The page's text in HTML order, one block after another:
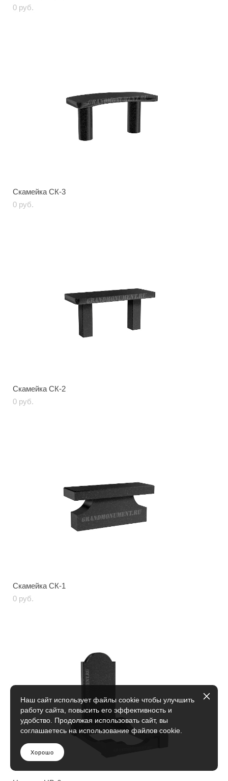
0 pуб.
Скамейка СК-3
0 pуб.
Скамейка СК-2
0 pуб.
Скамейка СК-1
0 pуб.
Наш сайт использует файлы cookie чтобы улучшить
работу сайта, повысить его эффективность и
удобство. Продолжая использовать сайт, вы
соглашаетесь на использование файлов cookie.
Хорошо